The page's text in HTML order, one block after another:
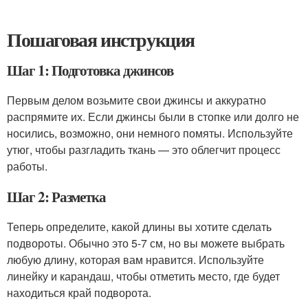
Пошаговая инструкция
Шаг 1: Подготовка джинсов
Первым делом возьмите свои джинсы и аккуратно
распрямите их. Если джинсы были в стопке или долго не
носились, возможно, они немного помяты. Используйте
утюг, чтобы разгладить ткань — это облегчит процесс
работы.
Шаг 2: Разметка
Теперь определите, какой длины вы хотите сделать
подвороты. Обычно это 5-7 см, но вы можете выбрать
любую длину, которая вам нравится. Используйте
линейку и карандаш, чтобы отметить место, где будет
находиться край подворота.